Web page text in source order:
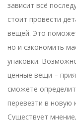
зависит всё
стоит провести
вещей. Это
но и сэкономить
упаковки.
ценные вещи –
сможете
перевезти в новую
Существует